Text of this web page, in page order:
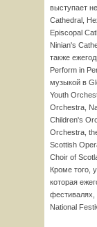
выступает
Cathedral,
Episcopal
Ninian's
также
Perform in
музыкой в
Youth
Orchestra,
Children's
Orchestra,
Scottish
Choir of
Кроме того,
которая
фестивалях,
National